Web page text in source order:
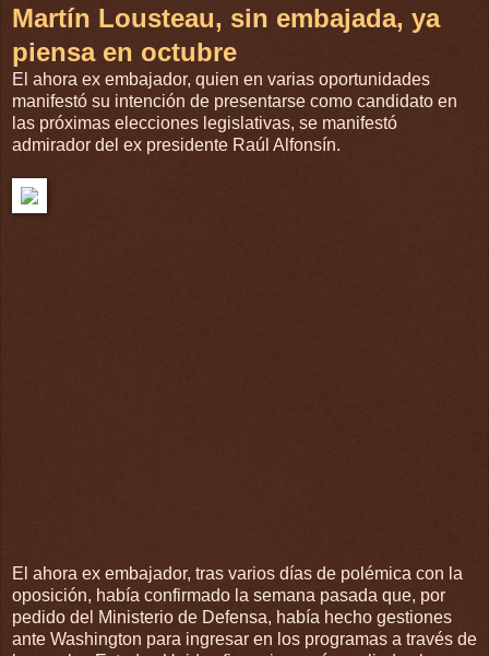
Martín Lousteau, sin embajada, ya
piensa en octubre
El ahora ex embajador, quien en varias oportunidades
manifestó su intención de presentarse como candidato en
las próximas elecciones legislativas, se manifestó
admirador del ex presidente Raúl Alfonsín.
El ahora ex embajador, tras varios días de polémica con la
oposición, había confirmado la semana pasada que, por
pedido del Ministerio de Defensa, había hecho gestiones
ante Washington para ingresar en los programas a través de